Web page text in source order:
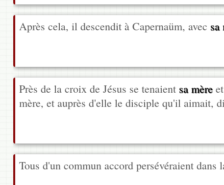
Après cela, il descendit à Capernaüm, avec sa
Près de la croix de Jésus se tenaient sa mèreet
mère, et auprès d'elle le disciple qu'il aimait,
Tous d'un commun accord persévéraient dans